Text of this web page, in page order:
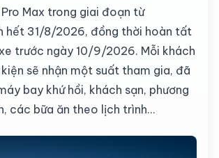
Max trong giai đoạn từ
hết 31/8/2026, đồng thời hoàn tất
trước ngày 10/9/2026. Mỗi khách
sẽ nhận một suất tham gia, đã
bay khứ hồi, khách sạn, phương
các bữa ăn theo lịch trình...